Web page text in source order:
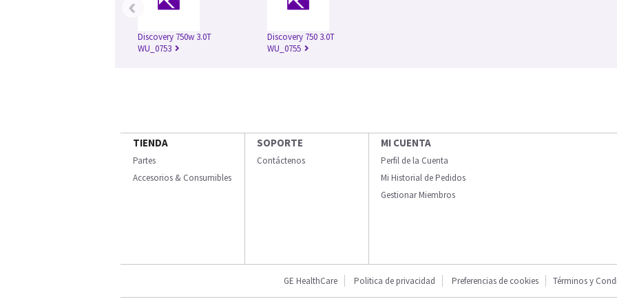
Discovery 750w 3.0T
WU_0753
Discovery 750 3.0T
WU_0755
‹
TIENDA
Partes
Accesorios & Consumibles
SOPORTE
Contáctenos
MI CUENTA
Perfil de la Cuenta
Mi Historial de Pedidos
Gestionar Miembros
GE HealthCare Politica de privacidad Preferencias de cookies Términos y